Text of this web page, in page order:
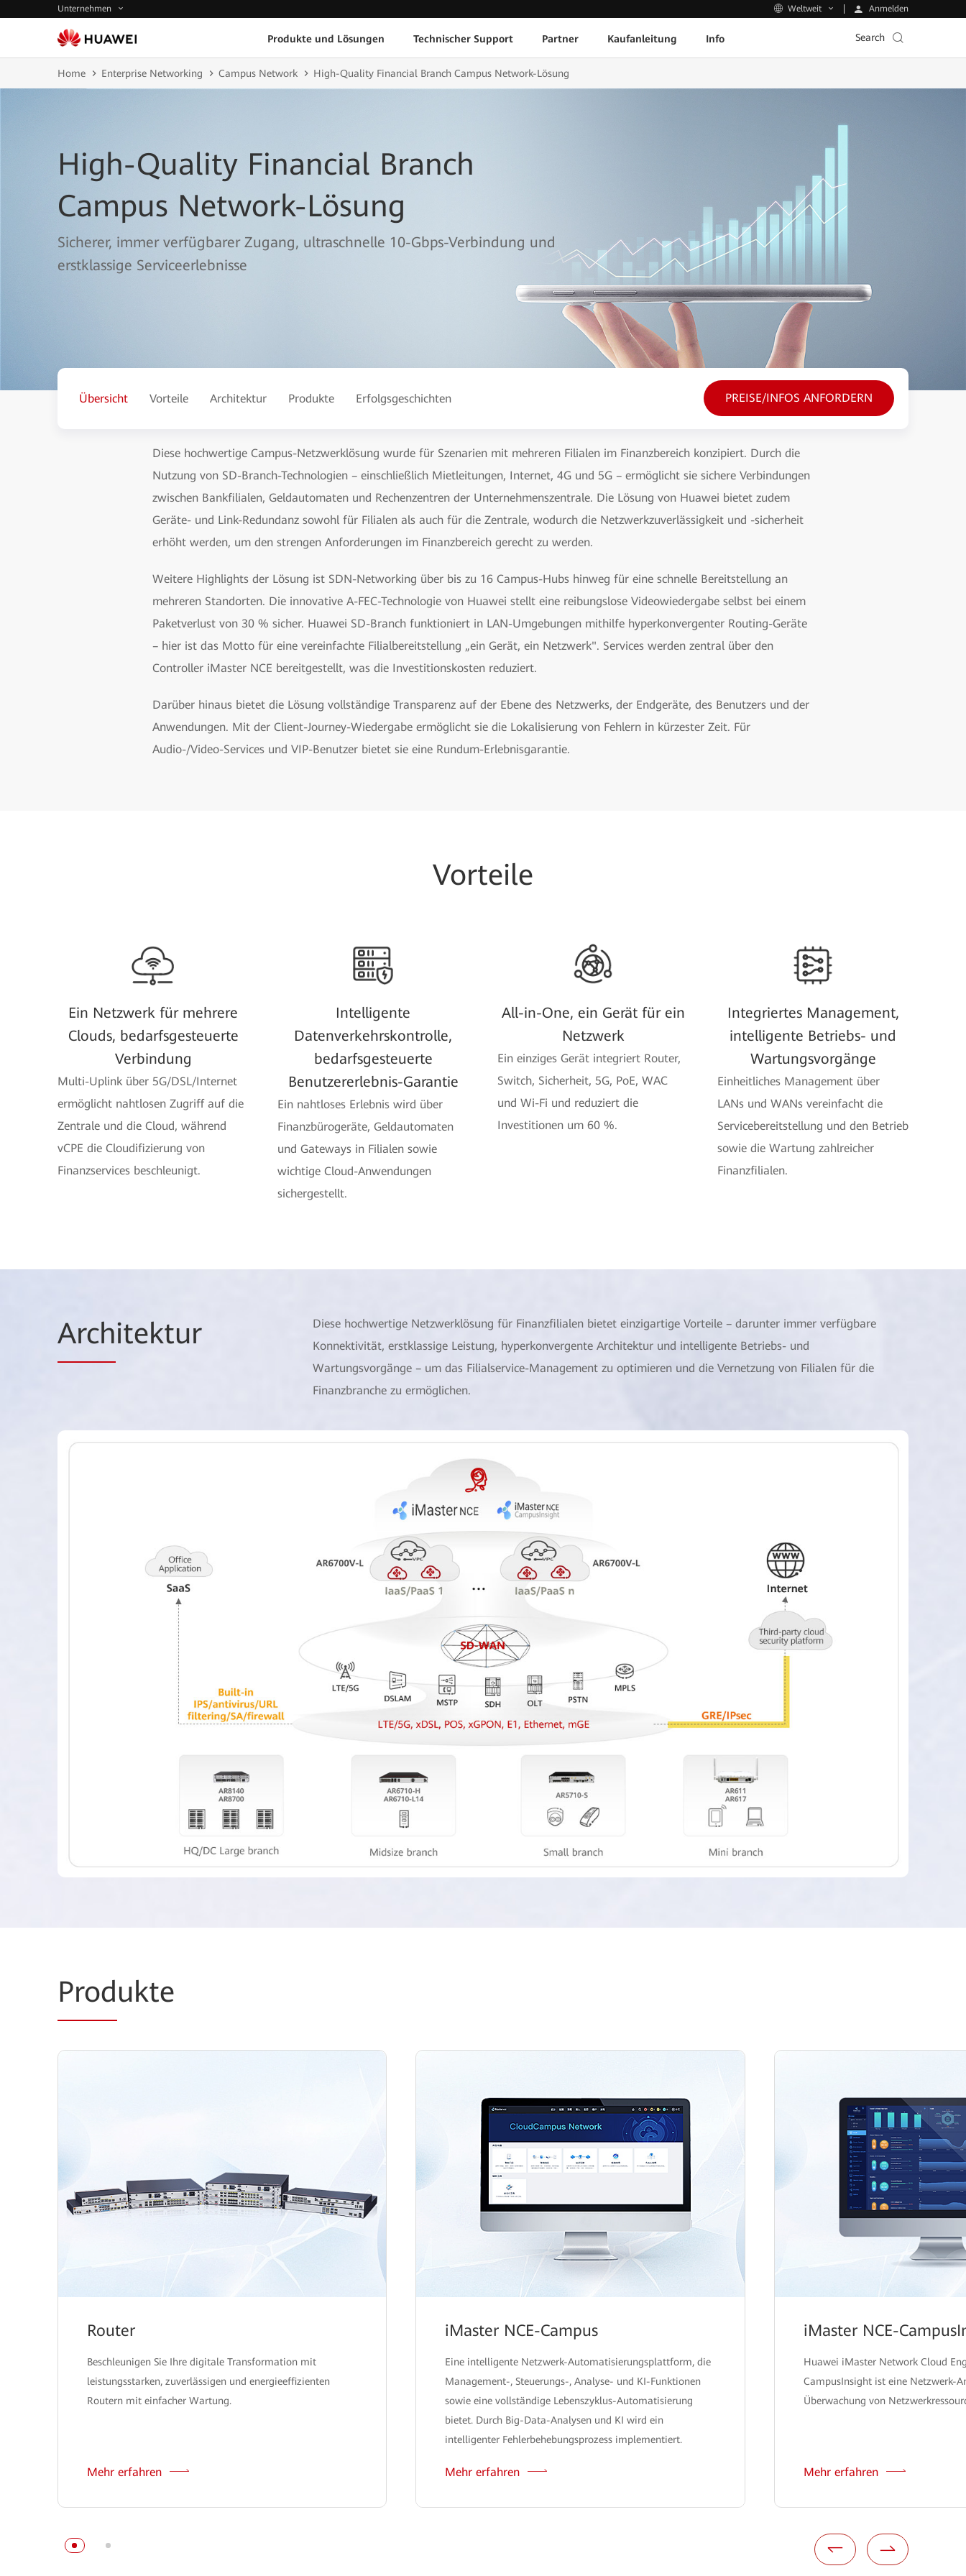
Unternehmen Weltweit Anmelden
Produkte und Lösungen Technischer Support Partner Kaufanleitung Info Search
Home Enterprise Networking Campus Network High-Quality Financial Branch Campus Network-Lösung
High-Quality Financial Branch
Campus Network-Lösung
Sicherer, immer verfügbarer Zugang, ultraschnelle 10-Gbps-Verbindung und
erstklassige Serviceerlebnisse
Übersicht Vorteile Architektur Produkte Erfolgsgeschichten PREISE/INFOS ANFORDERN
Diese hochwertige Campus-Netzwerklösung wurde für Szenarien mit mehreren Filialen im Finanzbereich konzipiert. Durch die
Nutzung von SD-Branch-Technologien – einschließlich Mietleitungen, Internet, 4G und 5G – ermöglicht sie sichere Verbindungen
zwischen Bankfilialen, Geldautomaten und Rechenzentren der Unternehmenszentrale. Die Lösung von Huawei bietet zudem
Geräte- und Link-Redundanz sowohl für Filialen als auch für die Zentrale, wodurch die Netzwerkzuverlässigkeit und -sicherheit
erhöht werden, um den strengen Anforderungen im Finanzbereich gerecht zu werden.
Weitere Highlights der Lösung ist SDN-Networking über bis zu 16 Campus-Hubs hinweg für eine schnelle Bereitstellung an
mehreren Standorten. Die innovative A-FEC-Technologie von Huawei stellt eine reibungslose Videowiedergabe selbst bei einem
Paketverlust von 30 % sicher. Huawei SD-Branch funktioniert in LAN-Umgebungen mithilfe hyperkonvergenter Routing-Geräte
– hier ist das Motto für eine vereinfachte Filialbereitstellung „ein Gerät, ein Netzwerk". Services werden zentral über den
Controller iMaster NCE bereitgestellt, was die Investitionskosten reduziert.
Darüber hinaus bietet die Lösung vollständige Transparenz auf der Ebene des Netzwerks, der Endgeräte, des Benutzers und der
Anwendungen. Mit der Client-Journey-Wiedergabe ermöglicht sie die Lokalisierung von Fehlern in kürzester Zeit. Für
Audio-/Video-Services und VIP-Benutzer bietet sie eine Rundum-Erlebnisgarantie.
Vorteile
Ein Netzwerk für mehrere
Clouds, bedarfsgesteuerte
Verbindung
Multi-Uplink über 5G/DSL/Internet
ermöglicht nahtlosen Zugriff auf die
Zentrale und die Cloud, während
vCPE die Cloudifizierung von
Finanzservices beschleunigt.
Intelligente
Datenverkehrskontrolle,
bedarfsgesteuerte
Benutzererlebnis-Garantie
Ein nahtloses Erlebnis wird über
Finanzbürogeräte, Geldautomaten
und Gateways in Filialen sowie
wichtige Cloud-Anwendungen
sichergestellt.
All-in-One, ein Gerät für ein
Netzwerk
Ein einziges Gerät integriert Router,
Switch, Sicherheit, 5G, PoE, WAC
und Wi-Fi und reduziert die
Investitionen um 60 %.
Integriertes Management,
intelligente Betriebs- und
Wartungsvorgänge
Einheitliches Management über
LANs und WANs vereinfacht die
Servicebereitstellung und den Betrieb
sowie die Wartung zahlreicher
Finanzfilialen.
Architektur
Diese hochwertige Netzwerklösung für Finanzfilialen bietet einzigartige Vorteile – darunter immer verfügbare
Konnektivität, erstklassige Leistung, hyperkonvergente Architektur und intelligente Betriebs- und
Wartungsvorgänge – um das Filialservice-Management zu optimieren und die Vernetzung von Filialen für die
Finanzbranche zu ermöglichen.
Produkte
Router
Beschleunigen Sie Ihre digitale Transformation mit
leistungsstarken, zuverlässigen und energieeffizienten
Routern mit einfacher Wartung.
Mehr erfahren
iMaster NCE-Campus
Eine intelligente Netzwerk-Automatisierungsplattform, die
Management-, Steuerungs-, Analyse- und KI-Funktionen
sowie eine vollständige Lebenszyklus-Automatisierung
bietet. Durch Big-Data-Analysen und KI wird ein
intelligenter Fehlerbehebungsprozess implementiert.
Mehr erfahren
iMaster NCE-
Huawei iMaster Network Cloud
CampusInsight ist eine Netzwerk-
Überwachung von
Mehr erfahren